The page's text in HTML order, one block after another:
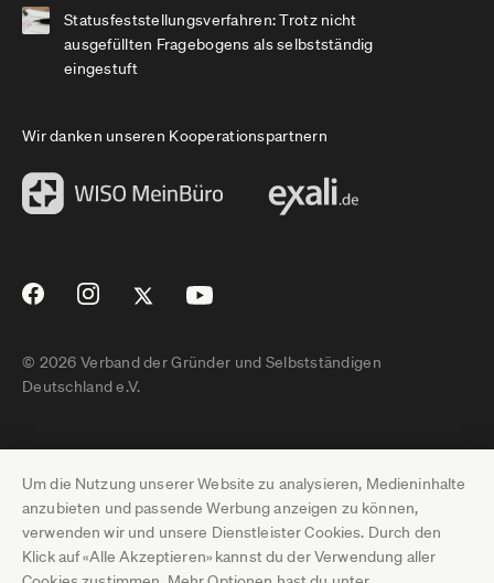
Um die Nutzung unserer Website zu analysieren, Medieninhalte
anzubieten und passende Werbung anzeigen zu können,
verwenden wir und unsere Dienstleister Cookies. Durch den
Klick auf «Alle Akzeptieren» kannst du der Verwendung aller
Statusfeststellungsverfahren: Trotz nicht
ausgefüllten Fragebogens als selbstständig
eingestuft
Wir danken unseren Kooperationspartnern
© 2026 Verband der Gründer und Selbstständigen
Deutschland e.V.
Impressum
Datenschutz
Pressebereich